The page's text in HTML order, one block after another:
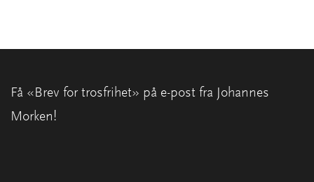
Få «Brev for trosfrihet» på e-post fra Johannes
Morken!